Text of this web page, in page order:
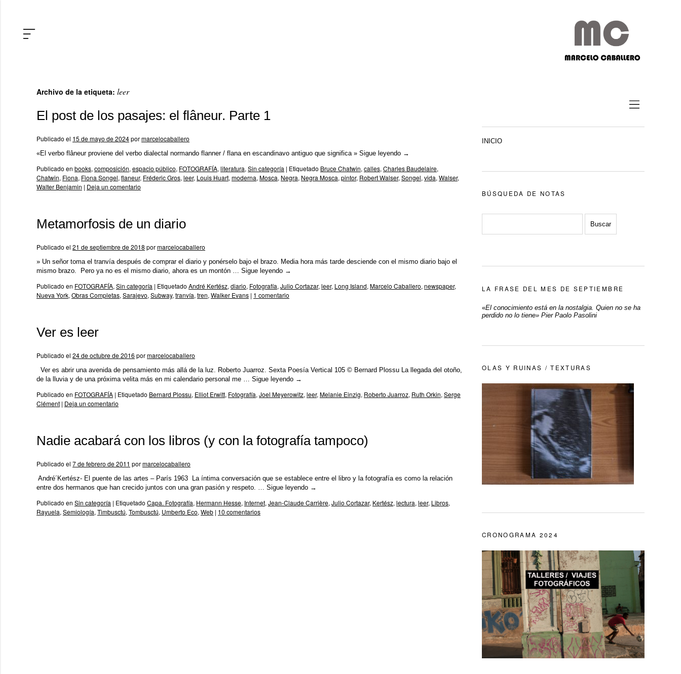
Archivo de la etiqueta: leer
El post de los pasajes: el flâneur. Parte 1
Publicado el 15 de mayo de 2024pormarcelocaballero
«El verbo flâneur proviene del verbo dialectal normando flanner / flana en escandinavo antiguo que significa » Sigue leyendo →
Publicado en books, composición, espacio público, FOTOGRAFÍA, literatura, Sin categoría | Etiquetado Bruce Chatwin, calles, Charles Baudelaire,
Chatwin, Fiona, Fiona Songel, flaneur, Fréderic Gros, leer, Louis Huart, moderna, Mosca, Negra, Negra Mosca, pintor, Robert Walser, Songel, vida, Walser,
Walter Benjamin | Deja un comentario
Metamorfosis de un diario
Publicado el 21 de septiembre de 2018 pormarcelocaballero
» Un señor toma el tranvía después de comprar el diario y ponérselo bajo el brazo. Media hora más tarde desciende con el mismo diario bajo el
mismo brazo. Pero ya no es el mismo diario, ahora es un montón … Sigue leyendo →
Publicado en FOTOGRAFÍA, Sin categoría | Etiquetado André Kertész, diario, Fotografía, Julio Cortazar, leer, Long Island, Marcelo Caballero, newspaper,
Nueva York, Obras Completas, Sarajevo, Subway, tranvía, tren, Walker Evans | 1 comentario
Ver es leer
Publicado el 24 de octubre de 2016 pormarcelocaballero
Ver es abrir una avenida de pensamiento más allá de la luz. Roberto Juarroz. Sexta Poesía Vertical 105 © Bernard Plossu La llegada del otoño,
de la lluvia y de una próxima velita más en mi calendario personal me … Sigue leyendo →
Publicado en FOTOGRAFÍA | Etiquetado Bernard Plossu, Elliot Erwitt, Fotografía, Joel Meyerowitz, leer, Melanie Einzig, Roberto Juarroz, Ruth Orkin, Serge
Clément | Deja un comentario
Nadie acabará con los libros (y con la fotografía tampoco)
Publicado el 7 de febrero de 2011 pormarcelocaballero
André´Kertész- El puente de las artes – París 1963 La íntima conversación que se establece entre el libro y la fotografía es como la relación
entre dos hermanos que han crecido juntos con una gran pasión y respeto. … Sigue leyendo →
Publicado en Sin categoría | Etiquetado Capa. Fotografía, Hermann Hesse, Internet, Jean-Claude Carrière, Julio Cortazar, Kertész, lectura, leer, Libros,
Rayuela, Semiología, Timbusctú, Tombusctú, Umberto Eco, Web | 10 comentarios
INICIO
BÚSQUEDA DE NOTAS
LA FRASE DEL MES DE SEPTIEMBRE
«El conocimiento está en la nostalgia. Quien no se ha
perdido no lo tiene» Pier Paolo Pasolini
OLAS Y RUINAS / TEXTURAS
CRONOGRAMA 2024